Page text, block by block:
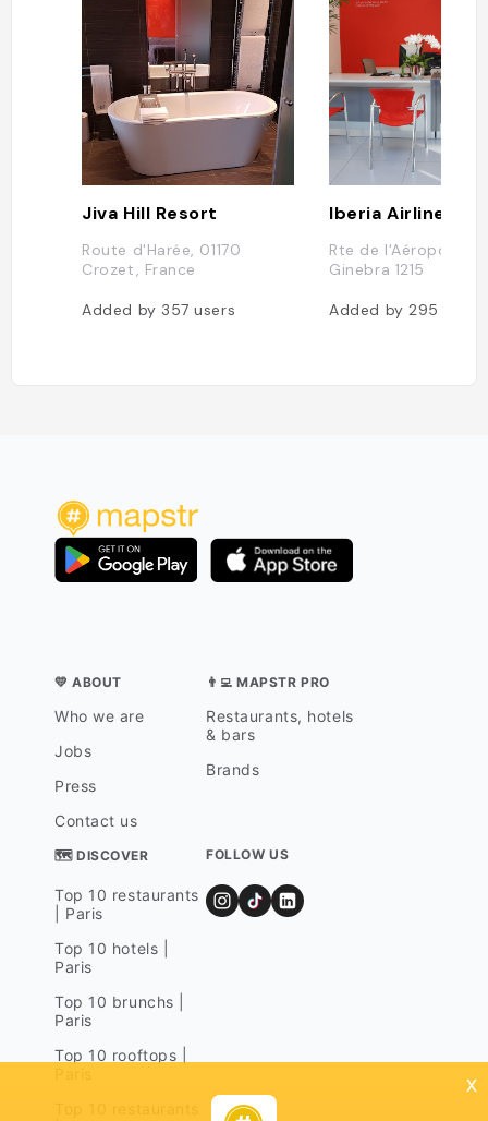
Jiva Hill Resort
Route d'Harée, 01170
Crozet, France
Added by 357users
Iberia Airlines
Rte de l'Aéroport 21
Ginebra 1215
Added by 295
💛 ABOUT
Who we are
Jobs
Press
Contact us
👨‍💻 MAPSTR PRO
Restaurants, hotels
& bars
Brands
🗺 DISCOVER
Top 10 restaurants
| Paris
Top 10 hotels |
Paris
Top 10 brunchs |
Paris
Top 10 rooftops |
FOLLOW US
x